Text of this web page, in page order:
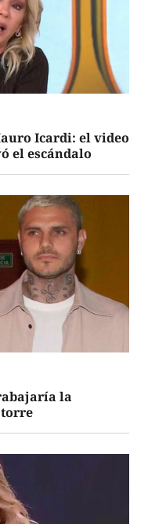
Icardi: el video
el escándalo
la